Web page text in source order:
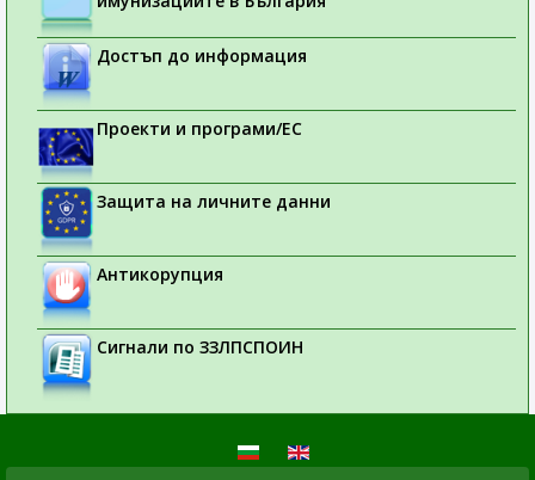
Достъп до информация
Проекти и програми/ЕС
Защита на личните данни
Антикорупция
Сигнали по ЗЗЛПСПОИН